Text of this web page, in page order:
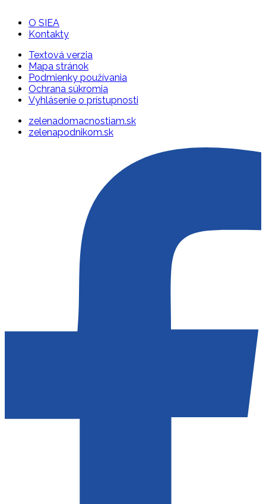
O SIEA
Kontakty
Textová verzia
Mapa stránok
Podmienky používania
Ochrana súkromia
Vyhlásenie o prístupnosti
zelenadomacnostiam.sk
zelenapodnikom.sk